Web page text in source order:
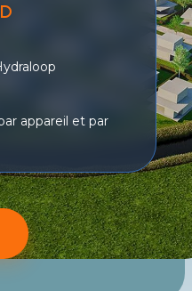
appareil et par